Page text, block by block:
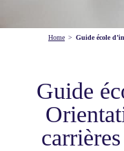
Home > Guide école
Guide